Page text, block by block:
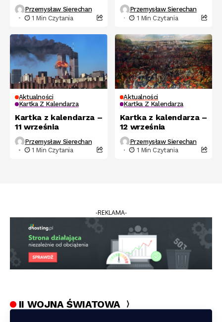
Przemysław Sierechan
1 Min Czytania
Przemysław Sierechan
1 Min Czytania
Aktualności
Kartka Z Kalendarza
Kartka z kalendarza –
11 września
Przemysław Sierechan
1 Min Czytania
Aktualności
Kartka Z Kalendarza
Kartka z kalendarza –
12 września
Przemysław Sierechan
1 Min Czytania
-REKLAMA-
II WOJNA ŚWIATOWA